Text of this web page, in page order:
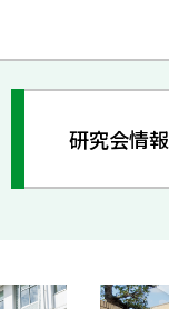
研究会情報